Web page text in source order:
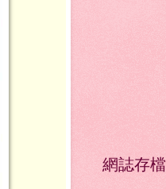
網誌存檔